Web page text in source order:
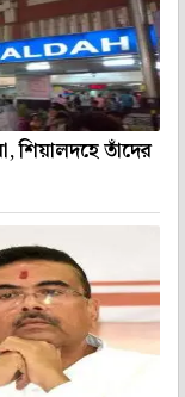
শিয়ালদহে তাঁদের